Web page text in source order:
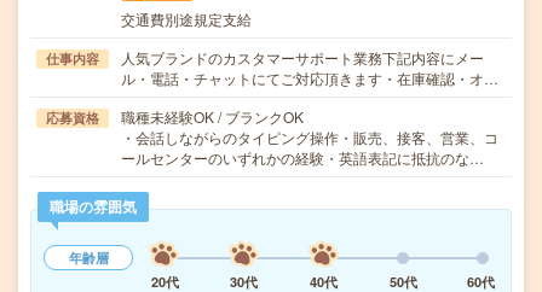
交通費別途規定支給
仕事内容
人気ブランドのカスタマーサポート業務下記内容にメー
ル・電話・チャットにてご対応頂きます・在庫確認・オ…
応募資格
職種未経験OK / ブランクOK
・会話しながらのタイピング操作・販売、接客、営業、コ
ールセンターのいずれかの経験・英語表記に抵抗のな…
職場の雰囲気
年齢層
20代
30代 40代 50代 60代